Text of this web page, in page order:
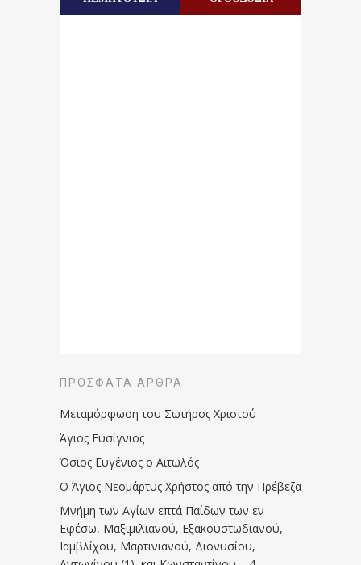
ΠΡΌΣΦΑΤΑ ΆΡΘΡΑ
Μεταμόρφωση του Σωτήρος Χριστού
Άγιος Ευσίγνιος
Όσιος Ευγένιος ο Αιτωλός
Ο Άγιος Νεομάρτυς Χρήστος από την Πρέβεζα
Μνήμη των Aγίων επτά Παίδων των εν
Eφέσω, Mαξιμιλιανού, Eξακουστωδιανού,
Iαμβλίχου, Mαρτινιανού, Διονυσίου,